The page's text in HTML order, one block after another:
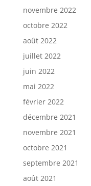
novembre 2022
octobre 2022
août 2022
juillet 2022
juin 2022
mai 2022
février 2022
décembre 2021
novembre 2021
octobre 2021
septembre 2021
août 2021